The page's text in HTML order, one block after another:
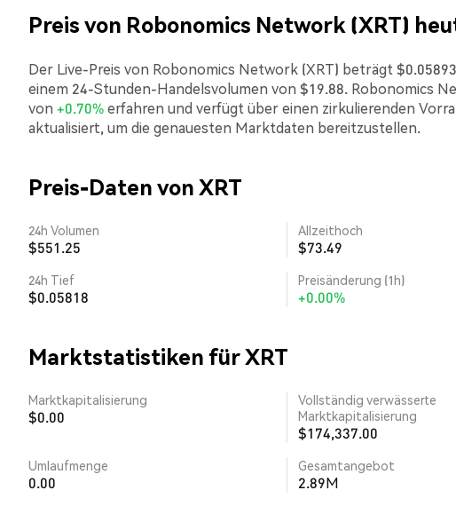
Preis von Robonomics Network (XRT)
Der Live-Preis von Robonomics Network (XRT) beträgt
einem 24-Stunden-Handelsvolumen von $19.88. Robonomics
von +0.70%erfahren und verfügt über einen zirkulierenden
aktualisiert, um die genauesten Marktdaten bereitzustellen.
Preis-Daten von XRT
24h Volumen
$551.25
Allzeithoch
$73.49
24h Tief
$0.05818
Preisänderung (1h)
+0.00%
Marktstatistiken für XRT
Marktkapitalisierung
$0.00
Vollständig verwässerte
Marktkapitalisierung
$174,337.00
Umlaufmenge
0.00
Gesamtangebot
2.89M